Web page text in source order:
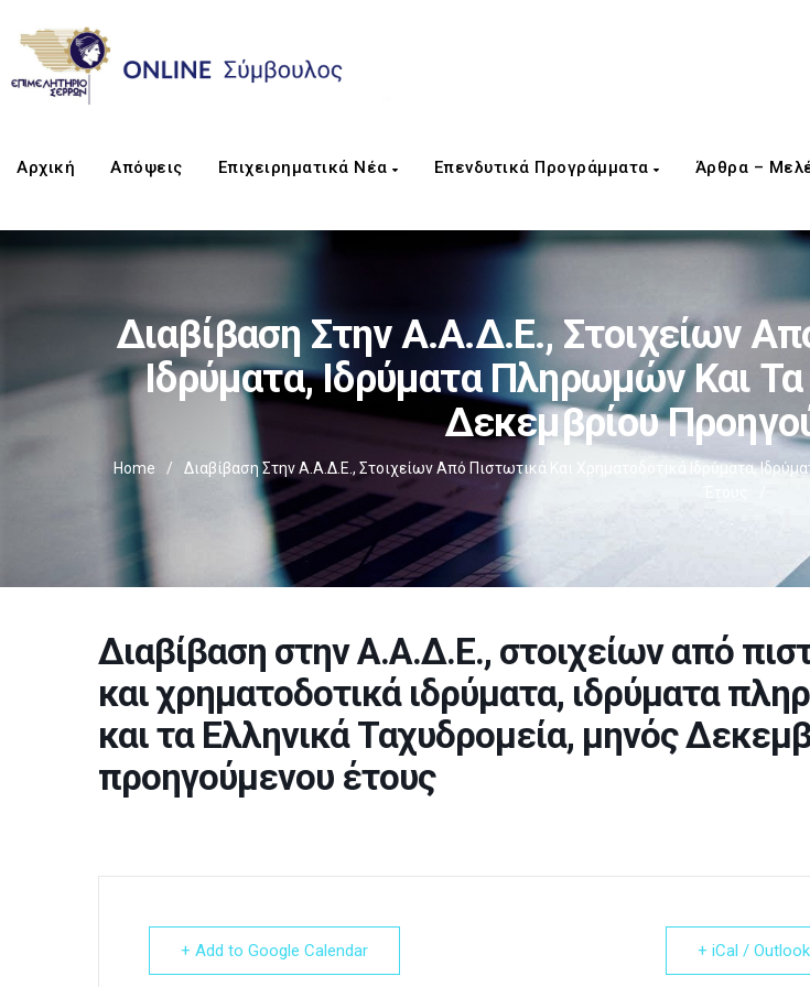
Αρχική Απόψεις Επιχειρηματικά Νέα Επενδυτικά Προγράμματα Άρθρα –
Διαβίβαση Στην Α.Α.Δ.Ε., Στοιχείων
Ιδρύματα, Ιδρύματα Πληρωμών Και
Δεκεμβρίου
Home /
Διαβίβαση Στην Α.Α.Δ.Ε., Στοιχείων Από Πιστωτικά Και Χρηματοδοτικά Ιδρύματα,
Διαβίβαση στην Α.Α.Δ.Ε., στοιχείων από
και χρηματοδοτικά ιδρύματα, ιδρύματα
και τα Ελληνικά Ταχυδρομεία, μηνός
προηγούμενου έτους
+ Add to Google Calendar + iCal /